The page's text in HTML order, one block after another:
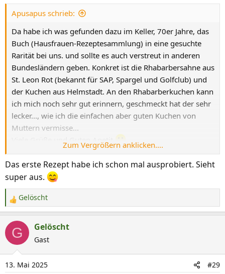
n
e
n
Apusapus schrieb:
Da habe ich was gefunden dazu im Keller, 70er Jahre, das
Buch (Hausfrauen-Rezeptesammlung) in eine gesuchte
Rarität bei uns. und sollte es auch verstreut in anderen
Bundesländern geben. Konkret ist die Rhabarbersahne aus
St. Leon Rot (bekannt für SAP, Spargel und Golfclub) und
der Kuchen aus Helmstadt. An den Rhabarberkuchen kann
ich mich noch sehr gut erinnern, geschmeckt hat der sehr
lecker..., wie ich die einfachen aber guten Kuchen von
Muttern vermisse...
Anhang anzeigen 75942
anzeigen 75944
Zum Vergrößern anklicken....
Das erste Rezept habe ich schon mal ausprobiert. Sieht
super aus.
R
e
a
t
i
o
Gelöscht
G Gelöscht
Gast
13. Mai 2025 #29